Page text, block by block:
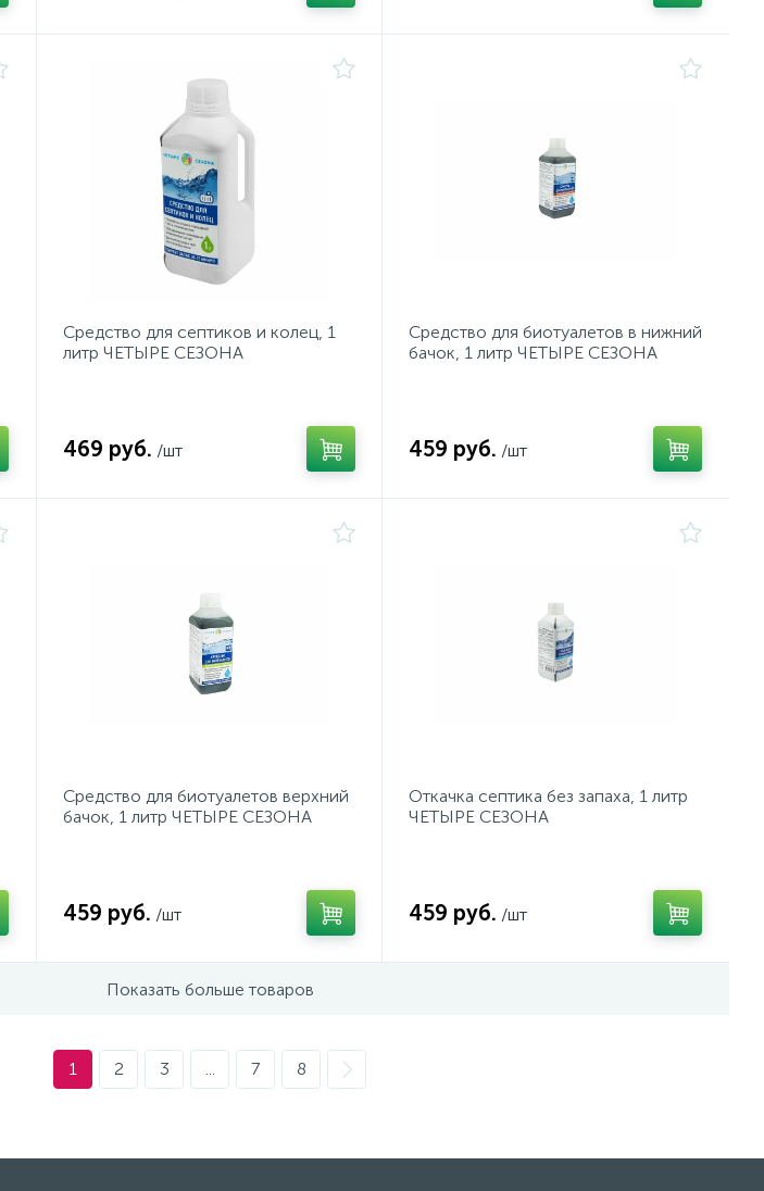
Средство для септиков и колец, 1
литр ЧЕТЫРЕ СЕЗОНА
469 руб. /шт
Средство для биотуалетов в нижний
бачок, 1 литр ЧЕТЫРЕ СЕЗОНА
459 руб. /шт
Средство для биотуалетов верхний
бачок, 1 литр ЧЕТЫРЕ СЕЗОНА
459 руб. /шт
Откачка септика без запаха, 1 литр
ЧЕТЫРЕ СЕЗОНА
459 руб. /шт
Показать больше товаров
1 2 3 ... 7 8